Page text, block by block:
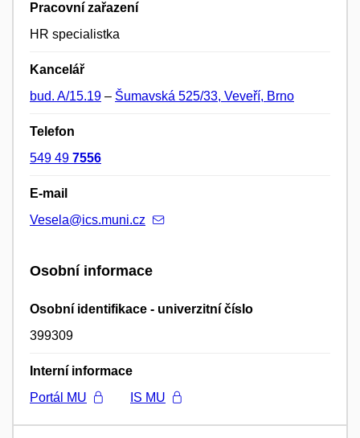
Pracovní zařazení
HR specialistka
Kancelář
bud. A/15.19 – Šumavská 525/33, Veveří, Brno
Telefon
549 49 7556
E-mail
Vesela@ics.muni.cz
Osobní informace
Osobní identifikace - univerzitní číslo
399309
Interní informace
Portál MU
IS MU